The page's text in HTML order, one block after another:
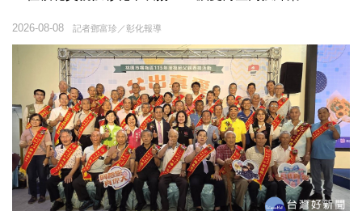
記者鄧富珍／彰化報導
2026-08-08